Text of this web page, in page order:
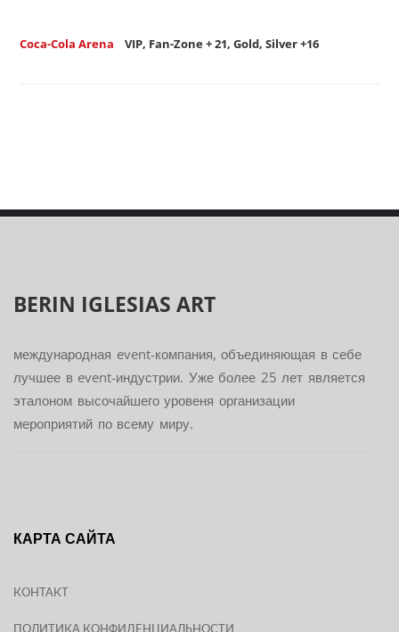
Coca-Cola Arena VIP, Fan-Zone + 21, Gold, Silver +16
BERIN IGLESIAS ART
международная event-компания, объединяющая в себе
лучшее в event-индустрии. Уже более 25 лет является
эталоном высочайшего уровеня организации
мероприятий по всему миру.
КАРТА САЙТА
КОНТАКТ
ПОЛИТИКА КОНФИДЕНЦИАЛЬНОСТИ